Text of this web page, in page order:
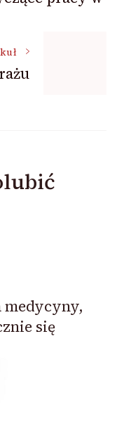
medycyny,
się